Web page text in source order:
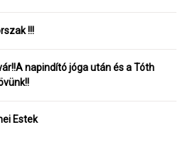
!!!
napindító jóga után és a Tóth
Estek